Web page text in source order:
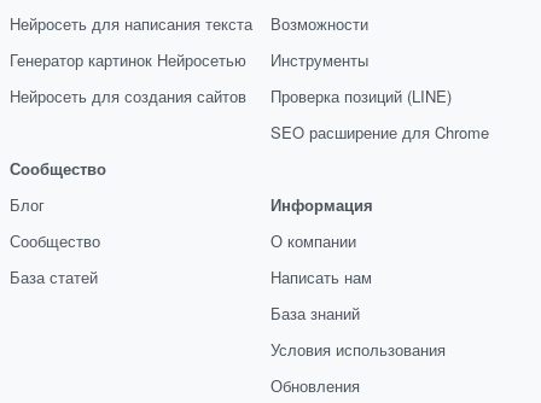
Нейросеть для написания текста
Генератор картинок Нейросетью
Нейросеть для создания сайтов
Сообщество
Блог
Сообщество
База статей
Возможности
Инструменты
Проверка позиций (LINE)
SEO расширение для Chrome
Информация
О компании
Написать нам
База знаний
Условия использования
Обновления